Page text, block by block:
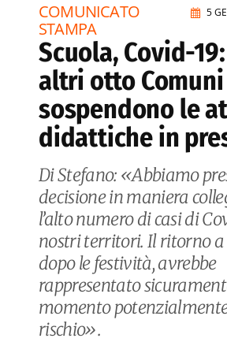
5
COMUNICATO
STAMPA
Scuola, Covid-
altri otto Comuni
sospendono le
didattiche in
Di Stefano: «Abbiamo
decisione in maniera
l’alto numero di casi di
nostri territori. Il ritorno a
dopo le festività, avrebbe
rappresentato
momento
rischio».